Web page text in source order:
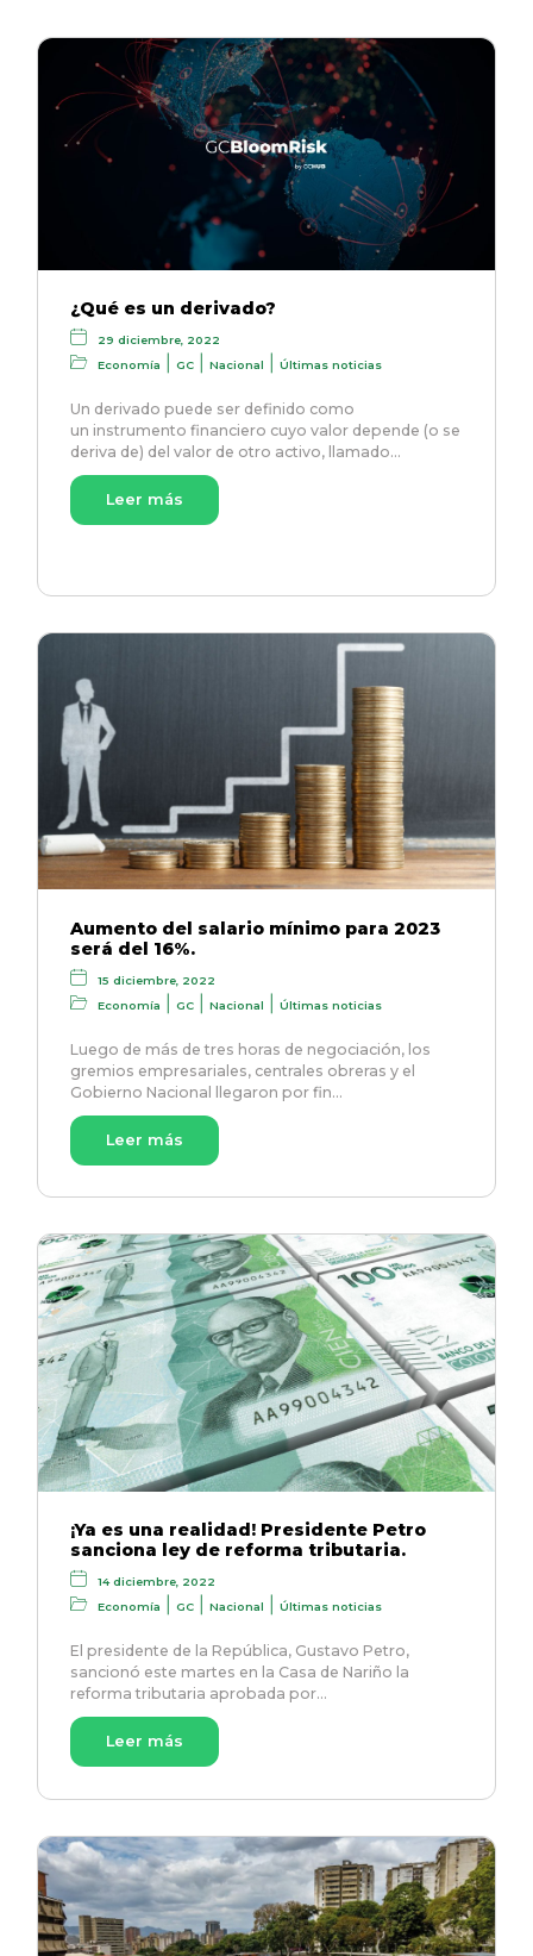
¿Qué es un derivado?
29 diciembre, 2022
Economía
|GC |Nacional |Últimas noticias
Un derivado puede ser definido como
un instrumento financiero cuyo valor depende (o se
deriva de) del valor de otro activo, llamado…
Leer más
Aumento del salario mínimo para 2023
será del 16%.
15 diciembre, 2022
Economía
|GC |Nacional |Últimas noticias
Luego de más de tres horas de negociación, los
gremios empresariales, centrales obreras y el
Gobierno Nacional llegaron por fin…
Leer más
¡Ya es una realidad! Presidente Petro
sanciona ley de reforma tributaria.
14 diciembre, 2022
Economía
|GC |Nacional |Últimas noticias
El presidente de la República, Gustavo Petro,
sancionó este martes en la Casa de Nariño la
reforma tributaria aprobada por…
Leer más